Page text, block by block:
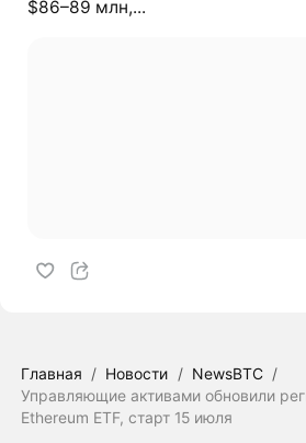
$86–89 млн,...
Главная / Новости / NewsBTC /
Управляющие активами обновили
Ethereum ETF, старт 15 июля